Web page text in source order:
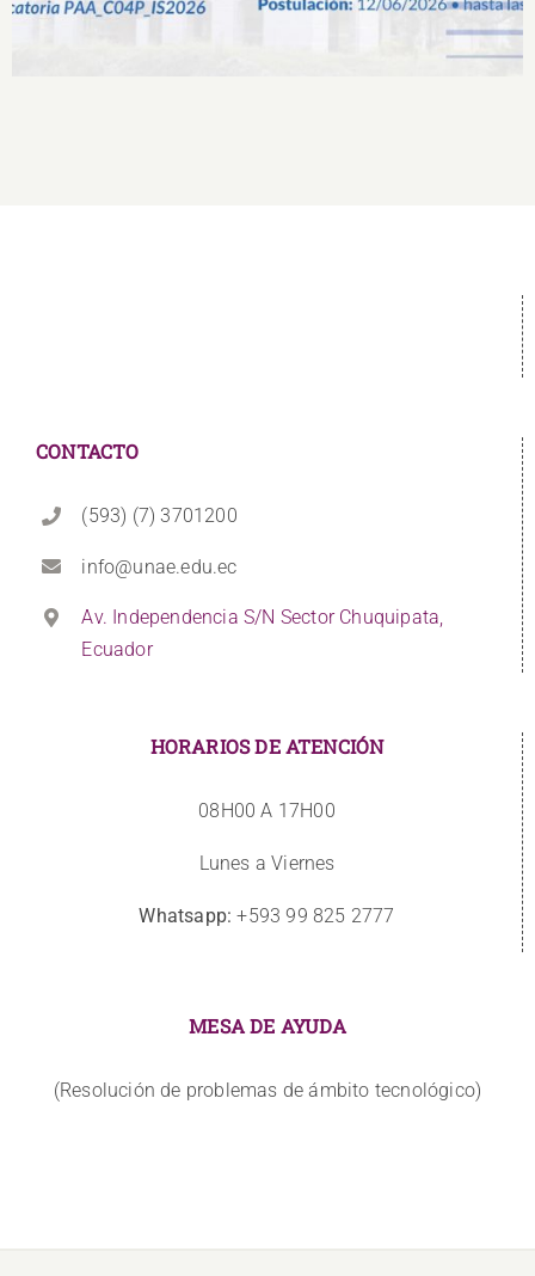
CONTACTO
(593) (7) 3701200
info@unae.edu.ec
Av. Independencia S/N Sector Chuquipata,
Ecuador
HORARIOS DE ATENCIÓN
08H00 A 17H00
Lunes a Viernes
Whatsapp: +593 99 825 2777
MESA DE AYUDA
(Resolución de problemas de ámbito tecnológico)